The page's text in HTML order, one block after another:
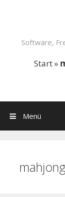
Software,
Start»
Menü